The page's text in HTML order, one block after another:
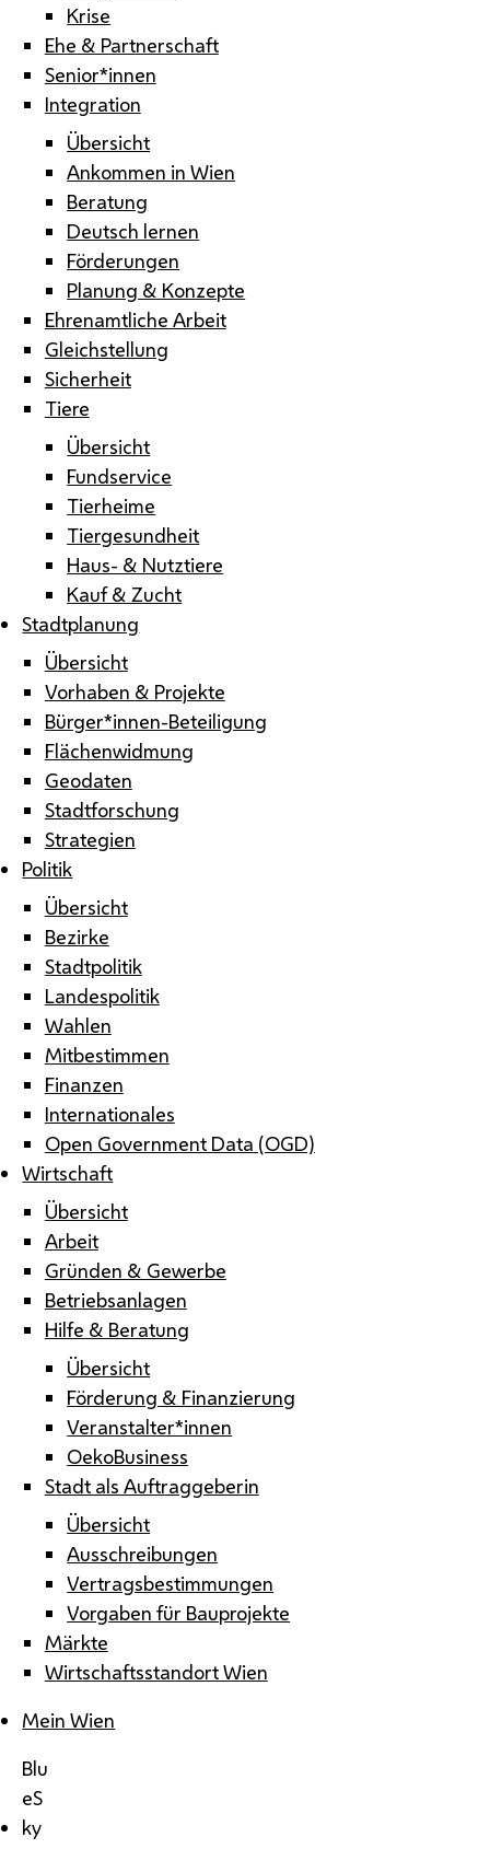
Krise
Ehe & Partnerschaft
Senior*innen
Integration
Übersicht
Ankommen in Wien
Beratung
Deutsch lernen
Förderungen
Planung & Konzepte
Ehrenamtliche Arbeit
Gleichstellung
Sicherheit
Tiere
Übersicht
Fundservice
Tierheime
Tiergesundheit
Haus- & Nutztiere
Kauf & Zucht
Stadtplanung
Übersicht
Vorhaben & Projekte
Bürger*innen-Beteiligung
Flächenwidmung
Geodaten
Stadtforschung
Strategien
Politik
Übersicht
Bezirke
Stadtpolitik
Landespolitik
Wahlen
Mitbestimmen
Finanzen
Internationales
Open Government Data (OGD)
Wirtschaft
Übersicht
Arbeit
Gründen & Gewerbe
Betriebsanlagen
Hilfe & Beratung
Übersicht
Förderung & Finanzierung
Veranstalter*innen
OekoBusiness
Stadt als Auftraggeberin
Übersicht
Ausschreibungen
Vertragsbestimmungen
Vorgaben für Bauprojekte
Märkte
Wirtschaftsstandort Wien
Mein Wien
Blu
eS
ky